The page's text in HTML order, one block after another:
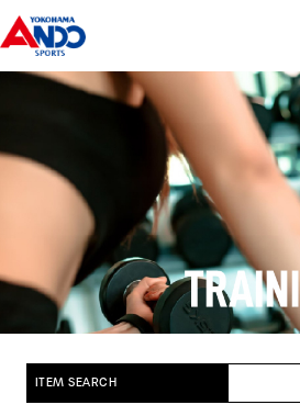
ITEM SEARCH